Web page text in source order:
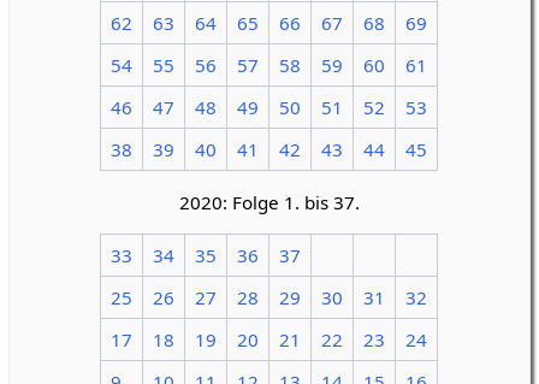
62
63 64 65 66 67 68
69
54
55 56 57 58 59 60
61
46
47 48 49 50 51 52
53
38
39 40 41 42 43 44 45
2020: Folge 1. bis 37.
33 34 35 36
37
25
26 27 28 29 30 31
32
17
18 19 20 21 22 23
24